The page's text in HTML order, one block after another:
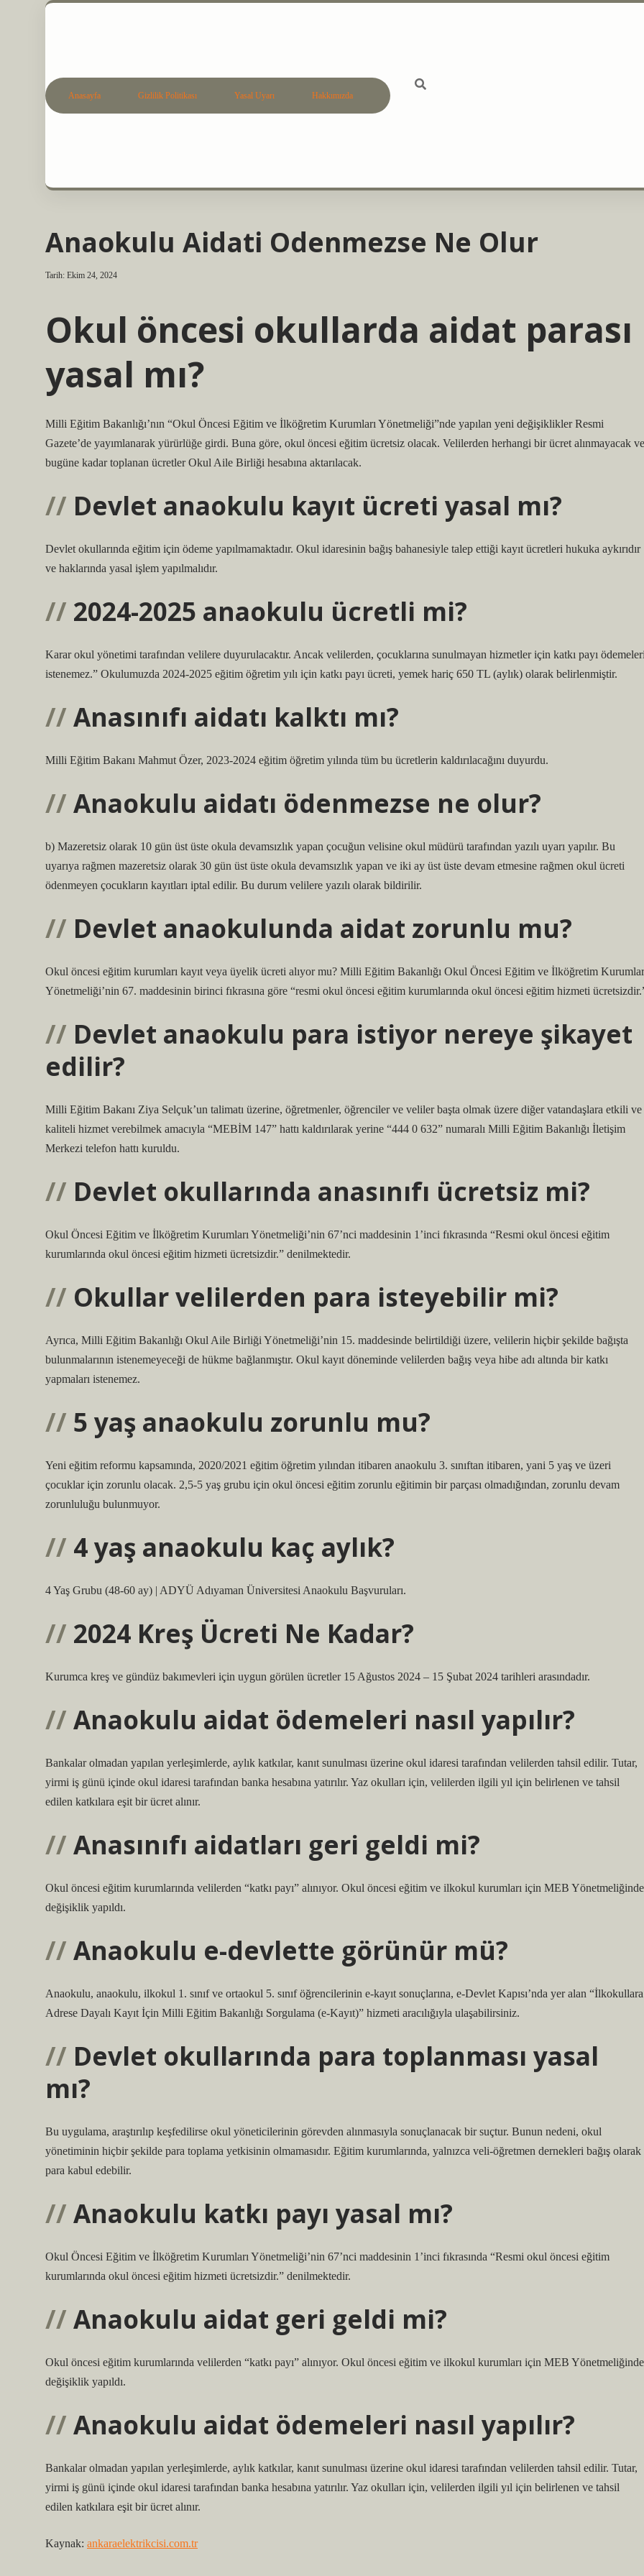
Anasayfa Gizlilik Politikası Yasal Uyarı Hakkımızda
Anaokulu Aidati Odenmezse Ne Olur
Tarih: Ekim 24, 2024
Okul öncesi okullarda aidat parası
yasal mı?
Milli Eğitim Bakanlığı’nın “Okul Öncesi Eğitim ve İlköğretim Kurumları Yönetmeliği”nde yapılan yeni değişiklikler Resmi
Gazete’de yayımlanarak yürürlüğe girdi. Buna göre, okul öncesi eğitim ücretsiz olacak. Velilerden herhangi bir ücret alınmayacak ve
bugüne kadar toplanan ücretler Okul Aile Birliği hesabına aktarılacak.
Devlet anaokulu kayıt ücreti yasal mı?
Devlet okullarında eğitim için ödeme yapılmamaktadır. Okul idaresinin bağış bahanesiyle talep ettiği kayıt ücretleri hukuka aykırıdır
ve haklarında yasal işlem yapılmalıdır.
2024-2025 anaokulu ücretli mi?
Karar okul yönetimi tarafından velilere duyurulacaktır. Ancak velilerden, çocuklarına sunulmayan hizmetler için katkı payı
istenemez.” Okulumuzda 2024-2025 eğitim öğretim yılı için katkı payı ücreti, yemek hariç 650 TL (aylık) olarak belirlenmiştir.
Anasınıfı aidatı kalktı mı?
Milli Eğitim Bakanı Mahmut Özer, 2023-2024 eğitim öğretim yılında tüm bu ücretlerin kaldırılacağını duyurdu.
Anaokulu aidatı ödenmezse ne olur?
b) Mazeretsiz olarak 10 gün üst üste okula devamsızlık yapan çocuğun velisine okul müdürü tarafından yazılı uyarı yapılır. Bu
uyarıya rağmen mazeretsiz olarak 30 gün üst üste okula devamsızlık yapan ve iki ay üst üste devam etmesine rağmen okul ücreti
ödenmeyen çocukların kayıtları iptal edilir. Bu durum velilere yazılı olarak bildirilir.
Devlet anaokulunda aidat zorunlu mu?
Okul öncesi eğitim kurumları kayıt veya üyelik ücreti alıyor mu? Milli Eğitim Bakanlığı Okul Öncesi Eğitim ve İlköğretim
Yönetmeliği’nin 67. maddesinin birinci fıkrasına göre “resmi okul öncesi eğitim kurumlarında okul öncesi eğitim hizmeti
Devlet anaokulu para istiyor nereye şikayet
edilir?
Milli Eğitim Bakanı Ziya Selçuk’un talimatı üzerine, öğretmenler, öğrenciler ve veliler başta olmak üzere diğer vatandaşlara etkili ve
kaliteli hizmet verebilmek amacıyla “MEBİM 147” hattı kaldırılarak yerine “444 0 632” numaralı Milli Eğitim Bakanlığı İletişim
Merkezi telefon hattı kuruldu.
Devlet okullarında anasınıfı ücretsiz mi?
Okul Öncesi Eğitim ve İlköğretim Kurumları Yönetmeliği’nin 67’nci maddesinin 1’inci fıkrasında “Resmi okul öncesi eğitim
kurumlarında okul öncesi eğitim hizmeti ücretsizdir.” denilmektedir.
Okullar velilerden para isteyebilir mi?
Ayrıca, Milli Eğitim Bakanlığı Okul Aile Birliği Yönetmeliği’nin 15. maddesinde belirtildiği üzere, velilerin hiçbir şekilde bağışta
bulunmalarının istenemeyeceği de hükme bağlanmıştır. Okul kayıt döneminde velilerden bağış veya hibe adı altında bir katkı
yapmaları istenemez.
5 yaş anaokulu zorunlu mu?
Yeni eğitim reformu kapsamında, 2020/2021 eğitim öğretim yılından itibaren anaokulu 3. sınıftan itibaren, yani 5 yaş ve üzeri
çocuklar için zorunlu olacak. 2,5-5 yaş grubu için okul öncesi eğitim zorunlu eğitimin bir parçası olmadığından, zorunlu devam
zorunluluğu bulunmuyor.
4 yaş anaokulu kaç aylık?
4 Yaş Grubu (48-60 ay) | ADYÜ Adıyaman Üniversitesi Anaokulu Başvuruları.
2024 Kreş Ücreti Ne Kadar?
Kurumca kreş ve gündüz bakımevleri için uygun görülen ücretler 15 Ağustos 2024 – 15 Şubat 2024 tarihleri ​​arasındadır.
Anaokulu aidat ödemeleri nasıl yapılır?
Bankalar olmadan yapılan yerleşimlerde, aylık katkılar, kanıt sunulması üzerine okul idaresi tarafından velilerden tahsil edilir. Tutar,
yirmi iş günü içinde okul idaresi tarafından banka hesabına yatırılır. Yaz okulları için, velilerden ilgili yıl için belirlenen ve tahsil
edilen katkılara eşit bir ücret alınır.
Anasınıfı aidatları geri geldi mi?
Okul öncesi eğitim kurumlarında velilerden “katkı payı” alınıyor. Okul öncesi eğitim ve ilkokul kurumları için MEB Yönetmeliğinde
değişiklik yapıldı.
Anaokulu e-devlette görünür mü?
Anaokulu, anaokulu, ilkokul 1. sınıf ve ortaokul 5. sınıf öğrencilerinin e-kayıt sonuçlarına, e-Devlet Kapısı’nda yer alan “İlkokullara
Adrese Dayalı Kayıt İçin Milli Eğitim Bakanlığı Sorgulama (e-Kayıt)” hizmeti aracılığıyla ulaşabilirsiniz.
Devlet okullarında para toplanması yasal
mı?
Bu uygulama, araştırılıp keşfedilirse okul yöneticilerinin görevden alınmasıyla sonuçlanacak bir suçtur. Bunun nedeni, okul
yönetiminin hiçbir şekilde para toplama yetkisinin olmamasıdır. Eğitim kurumlarında, yalnızca veli-öğretmen dernekleri bağış olarak
para kabul edebilir.
Anaokulu katkı payı yasal mı?
Okul Öncesi Eğitim ve İlköğretim Kurumları Yönetmeliği’nin 67’nci maddesinin 1’inci fıkrasında “Resmi okul öncesi eğitim
kurumlarında okul öncesi eğitim hizmeti ücretsizdir.” denilmektedir.
Anaokulu aidat geri geldi mi?
Okul öncesi eğitim kurumlarında velilerden “katkı payı” alınıyor. Okul öncesi eğitim ve ilkokul kurumları için MEB Yönetmeliğinde
değişiklik yapıldı.
Anaokulu aidat ödemeleri nasıl yapılır?
Bankalar olmadan yapılan yerleşimlerde, aylık katkılar, kanıt sunulması üzerine okul idaresi tarafından velilerden tahsil edilir. Tutar,
yirmi iş günü içinde okul idaresi tarafından banka hesabına yatırılır. Yaz okulları için, velilerden ilgili yıl için belirlenen ve tahsil
edilen katkılara eşit bir ücret alınır.
Kaynak: ankaraelektrikcisi.com.tr